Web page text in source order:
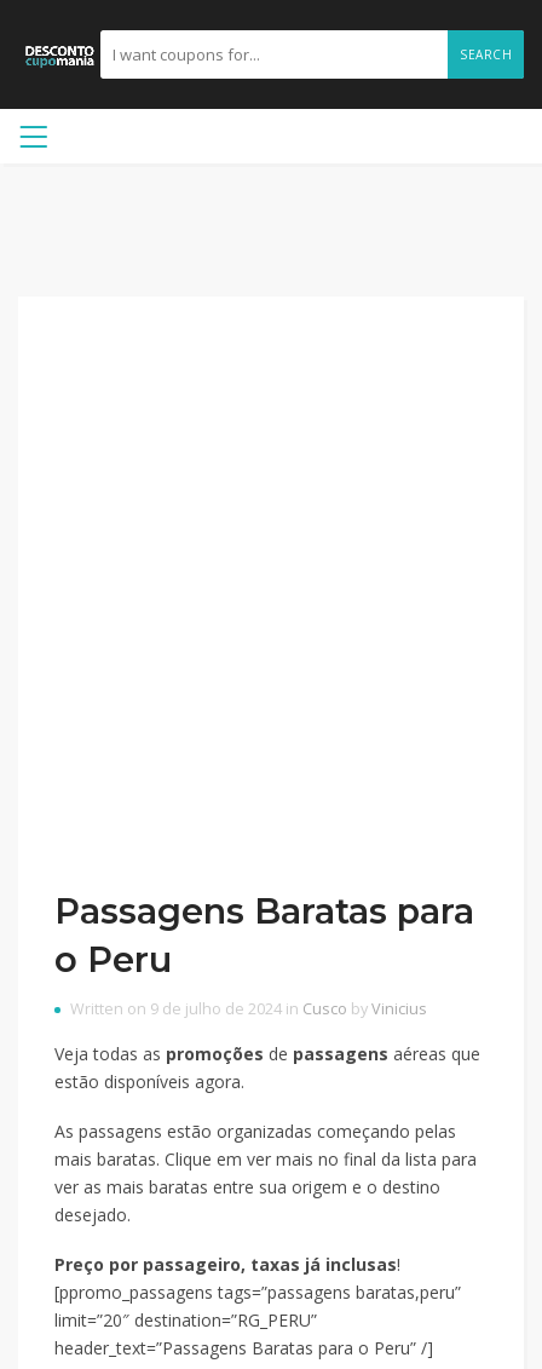
SEARCH
Passagens Baratas para
o Peru
Written on 9 de julho de 2024 in Cusco byVinicius
Veja todas as promoções de passagens aéreas que
estão disponíveis agora.
As passagens estão organizadas começando pelas
mais baratas. Clique em ver mais no final da lista para
ver as mais baratas entre sua origem e o destino
desejado.
Preço por passageiro, taxas já inclusas!
[ppromo_passagens tags=”passagens baratas,peru”
limit=”20″ destination=”RG_PERU”
header_text=”Passagens Baratas para o Peru” /]